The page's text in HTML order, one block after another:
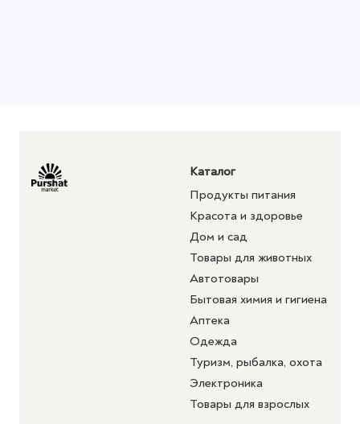
Каталог
Продукты питания
Красота и здоровье
Дом и сад
Товары для животных
Автотовары
Бытовая химия и гигиена
Аптека
Одежда
Туризм, рыбалка, охота
Электроника
Товары для взрослых